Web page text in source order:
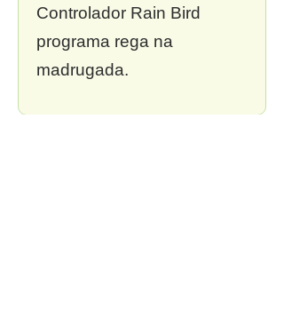
Controlador Rain Bird
programa rega na
madrugada.